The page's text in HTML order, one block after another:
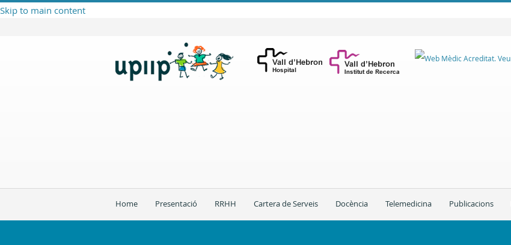
Skip to main content
Home Presentació RRHH Cartera de Serveis Docència Telemedicina Publicacions